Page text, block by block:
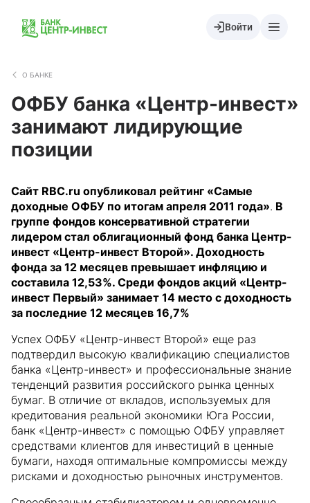
Войти
О БАНКЕ
ОФБУ банка «Центр-инвест»
занимают лидирующие
позиции
Сайт RBC.ru опубликовал рейтинг «Самые
доходные ОФБУ по итогам апреля 2011 года». В
группе фондов консервативной стратегии
лидером стал облигационный фонд банка Центр-
инвест «Центр-инвест Второй». Доходность
фонда за 12 месяцев превышает инфляцию и
составила 12,53%. Среди фондов акций «Центр-
инвест Первый» занимает 14 место с доходность
за последние 12 месяцев 16,7%
Успех ОФБУ «Центр-инвест Второй» еще раз
подтвердил высокую квалификацию специалистов
банка «Центр-инвест» и профессиональные знание
тенденций развития российского рынка ценных
бумаг. В отличие от вкладов, используемых для
кредитования реальной экономики Юга России,
банк «Центр-инвест» с помощью ОФБУ управляет
средствами клиентов для инвестиций в ценные
бумаги, находя оптимальные компромиссы между
рисками и доходностью рыночных инструментов.